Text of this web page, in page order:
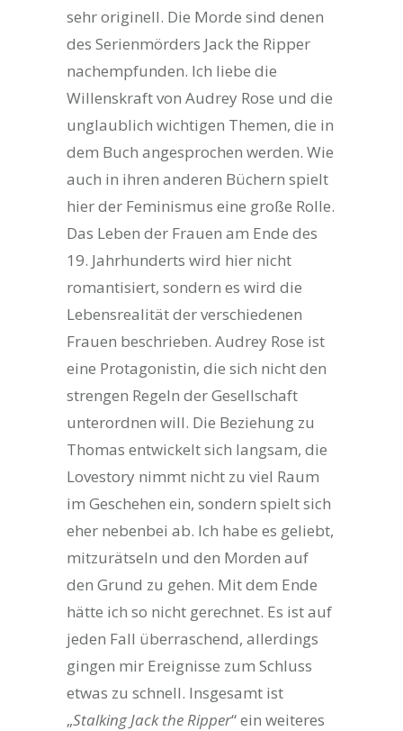
sehr originell. Die Morde sind denen
des Serienmörders Jack the Ripper
nachempfunden. Ich liebe die
Willenskraft von Audrey Rose und die
unglaublich wichtigen Themen, die in
dem Buch angesprochen werden. Wie
auch in ihren anderen Büchern spielt
hier der Feminismus eine große Rolle.
Das Leben der Frauen am Ende des
19. Jahrhunderts wird hier nicht
romantisiert, sondern es wird die
Lebensrealität der verschiedenen
Frauen beschrieben. Audrey Rose ist
eine Protagonistin, die sich nicht den
strengen Regeln der Gesellschaft
unterordnen will. Die Beziehung zu
Thomas entwickelt sich langsam, die
Lovestory nimmt nicht zu viel Raum
im Geschehen ein, sondern spielt sich
eher nebenbei ab. Ich habe es geliebt,
mitzurätseln und den Morden auf
den Grund zu gehen. Mit dem Ende
hätte ich so nicht gerechnet. Es ist auf
jeden Fall überraschend, allerdings
gingen mir Ereignisse zum Schluss
etwas zu schnell. Insgesamt ist
„Stalking Jack the Ripper“ ein weiteres